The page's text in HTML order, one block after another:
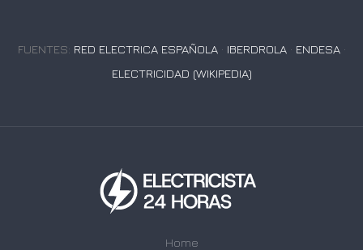
FUENTES: RED ELECTRICA ESPAÑOLA· IBERDROLA· ENDESA·
ELECTRICIDAD (WIKIPEDIA)
Home